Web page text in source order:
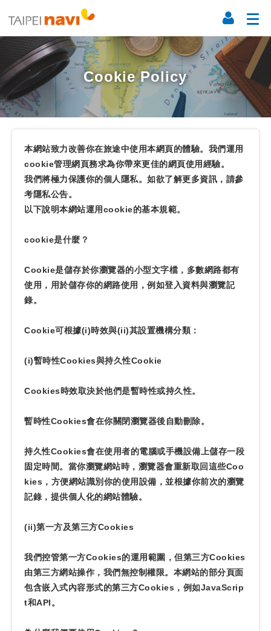
Cookie Policy
本網站致力改善你在旅途中使用本網頁的體驗。我們運用
cookie管理網頁務求為你帶來更佳的網頁使用經驗。
我們將極力保護你的個人隱私。如欲了解更多資訊，請參
考隱私公告。
以下說明本網站運用cookie的基本規範。
cookie是什麼？
Cookie是儲存於你瀏覽器的小型文字檔，多數網路都有
使用，用於儲存你的網路使用，例如登入資料與瀏覽記
錄。
Cookie可根據(i)時效與(ii)其設置機構分類：
(i)暫時性Cookies與持久性Cookie
Cookies時效取決於他們是暫時性或持久性。
暫時性Cookies會在你關閉瀏覽器後自動刪除。
持久性Cookies會在使用者的電腦或手機設備上儲存一段
固定時間。當你瀏覽網站時，瀏覽器會重新取回這些Coo
kies，方便網站識別你的使用設備，並根據你前次的瀏覽
記錄，提供個人化的網站體驗。
(ii)第一方及第三方Cookies
我們控管第一方Cookies的運用範圍，但第三方Cookies
由第三方網站操作，我們無控制權限。本網站的部分頁面
包含嵌入式內容形式的第三方Cookies，例如JavaScrip
t和API。